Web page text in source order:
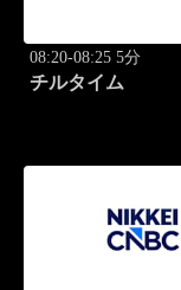
08:20-08:25 5分
チルタイム